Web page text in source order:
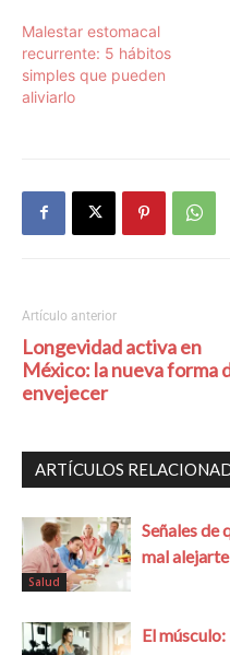
Malestar estomacal
recurrente: 5 hábitos
simples que pueden
aliviarlo
Artículo anterior
Longevidad activa en
México: la nueva forma
envejecer
ARTÍCULOS
Salud
Señales de
mal
El